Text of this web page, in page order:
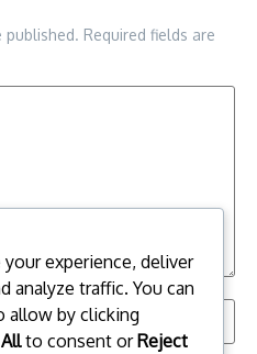
published. Required fields are
experience, deliver
analyze traffic. You can
allow by clicking
to consent orReject